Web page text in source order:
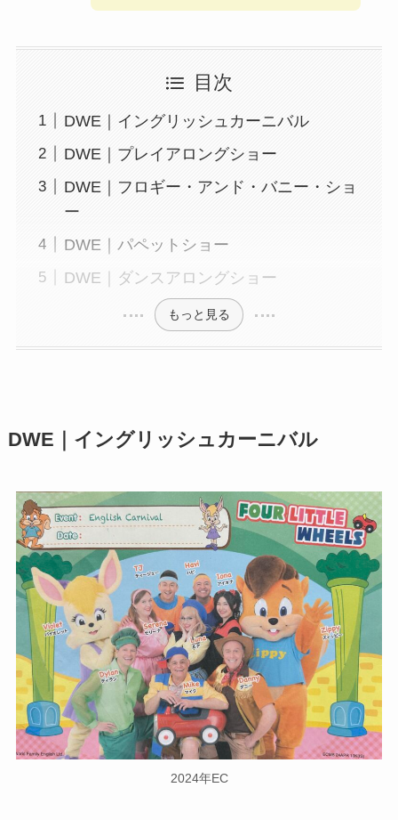
目次
DWE｜イングリッシュカーニバル
DWE｜プレイアロングショー
DWE｜フロギー・アンド・バニー・ショ
ー
DWE｜パペットショー
DWE｜ダンスアロングショー
もっと見る
DWE｜イングリッシュカーニバル
2024年EC